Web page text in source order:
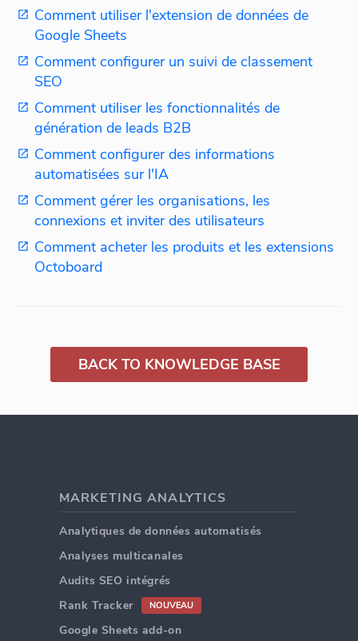
Comment utiliser l'extension de données de
Google Sheets
Comment configurer un suivi de classement
SEO
Comment utiliser les fonctionnalités de
génération de leads B2B
Comment configurer des informations
automatisées sur l'IA
Comment gérer les organisations, les
connexions et inviter des utilisateurs
Comment acheter les produits et les extensions
Octoboard
BACK TO KNOWLEDGE BASE
MARKETING ANALYTICS
Analytiques de données automatisés
Analyses multicanales
Audits SEO intégrés
Rank Tracker
NOUVEAU
Google Sheets add-on